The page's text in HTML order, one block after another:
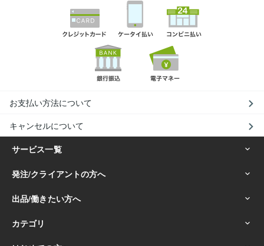
お支払い方法について
キャンセルについて